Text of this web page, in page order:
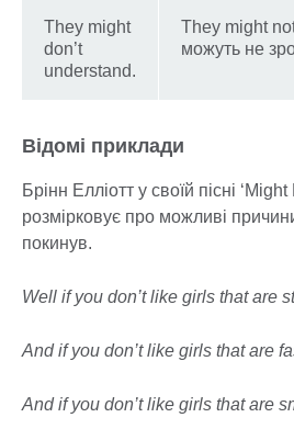
They might
don’t
understand.
They might
можуть не
Відомі приклади
Брінн Елліотт у своїй пісні
розмірковує про можливі
покинув.
Well if you don’t like girls that are
And if you don’t like girls that are
And if you don’t like girls that are